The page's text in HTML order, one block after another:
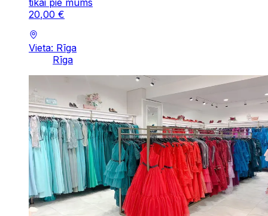
tikai pie mums
20,00 €
Vieta: Rīga
Rīga